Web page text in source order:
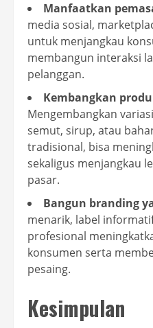
Manfaatkan
media sosial,
untuk menjangkau
membangun interaksi
pelanggan.
Kembangkan
Mengembangkan
semut, sirup, atau
tradisional, bisa
sekaligus menjangkau
pasar.
Bangun branding
menarik, label
profesional
konsumen serta
pesaing.
Kesimpulan